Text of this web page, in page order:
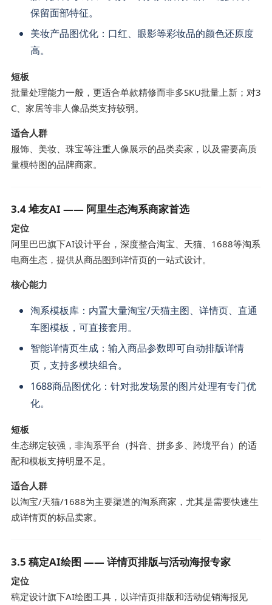
保留面部特征。
美妆产品图优化：口红、眼影等彩妆品的颜色还原度
高。
短板
批量处理能力一般，更适合单款精修而非多SKU批量上新；对3
C、家居等非人像品类支持较弱。
适合人群
服饰、美妆、珠宝等注重人像展示的品类卖家，以及需要高质
量模特图的品牌商家。
3.4 堆友AI —— 阿里生态淘系商家首选
定位
阿里巴巴旗下AI设计平台，深度整合淘宝、天猫、1688等淘系
电商生态，提供从商品图到详情页的一站式设计。
核心能力
淘系模板库：内置大量淘宝/天猫主图、详情页、直通
车图模板，可直接套用。
智能详情页生成：输入商品参数即可自动排版详情
页，支持多模块组合。
1688商品图优化：针对批发场景的图片处理有专门优
化。
短板
生态绑定较强，非淘系平台（抖音、拼多多、跨境平台）的适
配和模板支持明显不足。
适合人群
以淘宝/天猫/1688为主要渠道的淘系商家，尤其是需要快速生
成详情页的标品卖家。
3.5 稿定AI绘图 —— 详情页排版与活动海报专家
定位
稿定设计旗下AI绘图工具，以详情页排版和活动促销海报见